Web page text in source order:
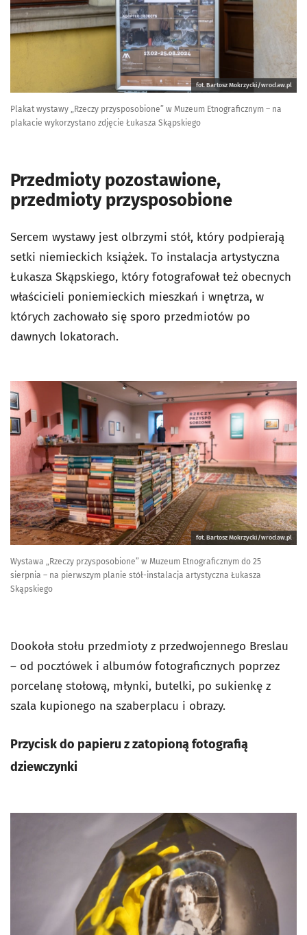
fot. Bartosz Mokrzycki/wroclaw.pl
Plakat wystawy „Rzeczy przysposobione” w Muzeum Etnograficznym – na
plakacie wykorzystano zdjęcie Łukasza Skąpskiego
Przedmioty pozostawione,
przedmioty przysposobione
Sercem wystawy jest olbrzymi stół, który podpierają
setki niemieckich książek. To instalacja artystyczna
Łukasza Skąpskiego, który fotografował też obecnych
właścicieli poniemieckich mieszkań i wnętrza, w
których zachowało się sporo przedmiotów po
dawnych lokatorach.
fot. Bartosz Mokrzycki/wroclaw.pl
Wystawa „Rzeczy przysposobione” w Muzeum Etnograficznym do 25
sierpnia – na pierwszym planie stół-instalacja artystyczna Łukasza
Skąpskiego
Dookoła stołu przedmioty z przedwojennego Breslau
– od pocztówek i albumów fotograficznych poprzez
porcelanę stołową, młynki, butelki, po sukienkę z
szala kupionego na szaberplacu i obrazy.
Przycisk do papieru z zatopioną fotografią
dziewczynki